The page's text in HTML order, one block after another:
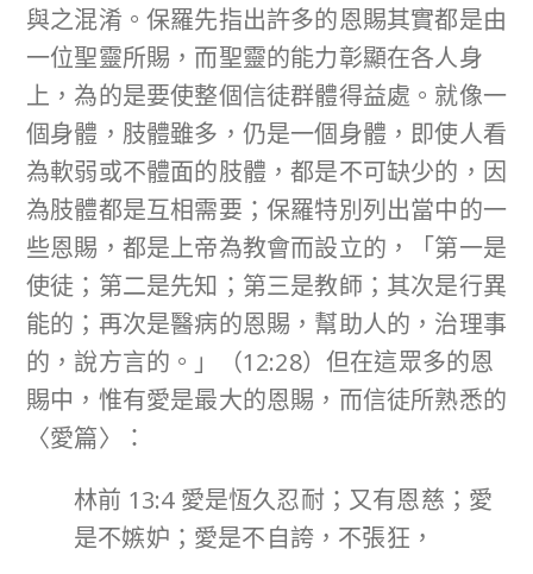
與之混淆。保羅先指出許多的恩賜其實都是由
一位聖靈所賜，而聖靈的能力彰顯在各人身
上，為的是要使整個信徒群體得益處。就像一
個身體，肢體雖多，仍是一個身體，即使人看
為軟弱或不體面的肢體，都是不可缺少的，因
為肢體都是互相需要；保羅特別列出當中的一
些恩賜，都是上帝為教會而設立的，「第一是
使徒；第二是先知；第三是教師；其次是行異
能的；再次是醫病的恩賜，幫助人的，治理事
的，說方言的。」（12:28）但在這眾多的恩
賜中，惟有愛是最大的恩賜，而信徒所熟悉的
〈愛篇〉：
林前 13:4 愛是恆久忍耐；又有恩慈；愛
是不嫉妒；愛是不自誇，不張狂，